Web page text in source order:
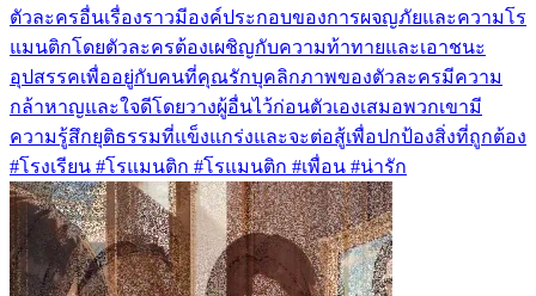
ตัวละครอื่นเรื่องราวมีองค์ประกอบของการผจญภัยและความโร
แมนติกโดยตัวละครต้องเผชิญกับความท้าทายและเอาชนะ
อุปสรรคเพื่ออยู่กับคนที่คุณรักบุคลิกภาพของตัวละครมีความ
กล้าหาญและใจดีโดยวางผู้อื่นไว้ก่อนตัวเองเสมอพวกเขามี
ความรู้สึกยุติธรรมที่แข็งแกร่งและจะต่อสู้เพื่อปกป้องสิ่งที่ถูกต้อง
#โรงเรียน #โรแมนติก #โรแมนติก #เพื่อน #น่ารัก